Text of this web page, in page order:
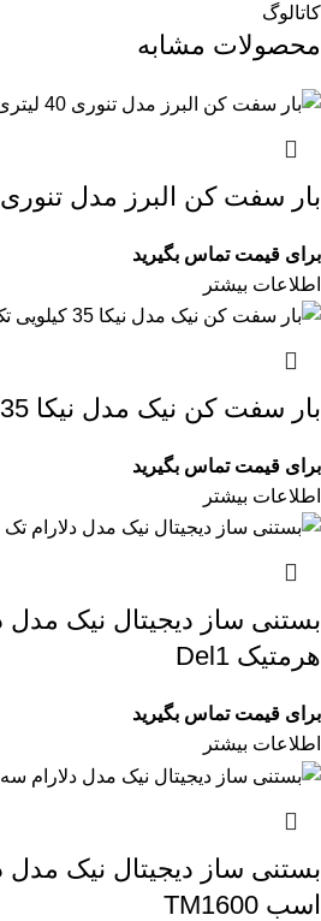
کاتالوگ
محصولات مشابه
بار سفت کن البرز مدل تنوری 40 لیتری سه فاز
برای قیمت تماس بگیرید
اطلاعات بیشتر
بار سفت کن نیک مدل نیکا 35 کیلویی تک فاز
برای قیمت تماس بگیرید
اطلاعات بیشتر
بستنی ساز دیجیتال نیک مدل
هرمتیک Del1
برای قیمت تماس بگیرید
اطلاعات بیشتر
اسب TM1600